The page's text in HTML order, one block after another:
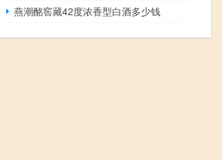
燕潮酩窖藏42度浓香型白酒多少钱